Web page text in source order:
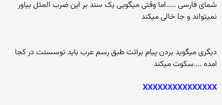
شمای فارسی .....اما وقتی میگویی یک سند بر این ضرب المثل بیاور
نمیتواند و جا خالی میکند
دیگری میگوید بردن پیام برائت طبق رسم عرب باید توسسنت در کجا
امده ....سکوت میکند
XXXXXXXXXXXXXXX